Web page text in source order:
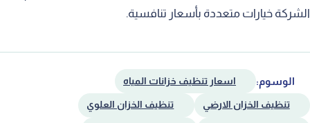
الشركة خيارات متعددة بأسعار تنافسية.
الوسوم: اسعار تنظيف خزانات المياه
تنظيف الخزان الارضي تنظيف الخزان العلوي